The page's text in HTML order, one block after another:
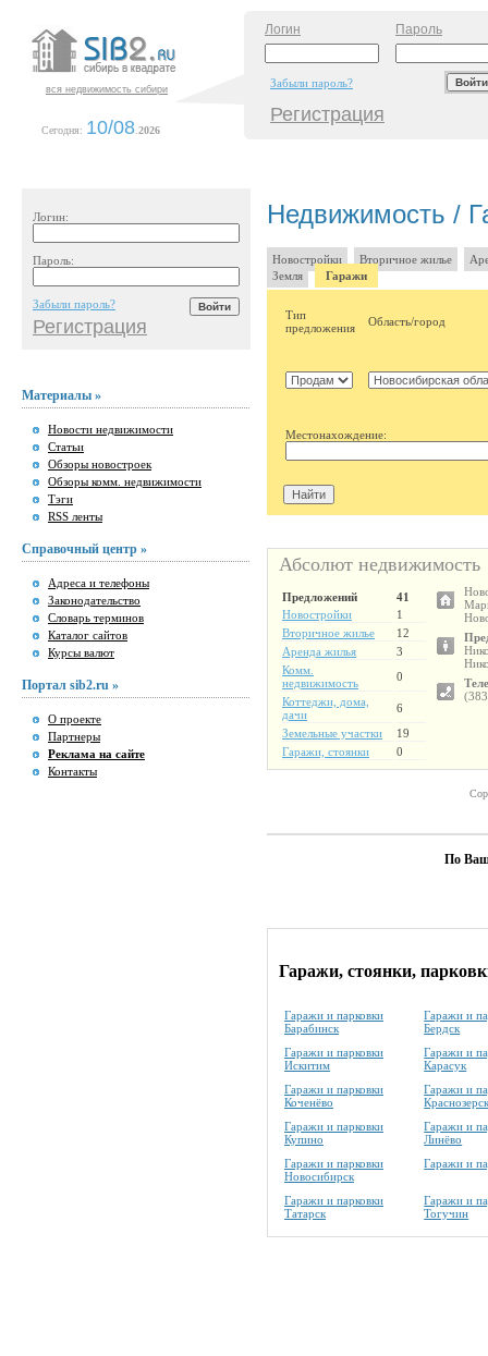
вся недвижимость сибири
Сегодня: 10/08 2026
Логин Пароль
Забыли пароль?
Регистрация
Логин:
Пароль:
Забыли пароль?
Регистрация
Материалы »
Новости недвижимости
Статьи
Обзоры новостроек
Обзоры комм. недвижимости
Тэги
RSS ленты
Справочный центр »
Адреса и телефоны
Законодательство
Словарь терминов
Каталог сайтов
Курсы валют
Портал sib2.ru »
О проекте
Партнеры
Реклама на сайте
Контакты
Недвижимость /
Новостройки Вторичное жилье
Земля
Гаражи
Тип
предложения
Область/город
Местонахождение:
Абсолют недвижимость
Предложений
41
Новостройки
1
Вторичное жилье
12
Аренда жилья
3
Комм.
недвижимость
0
Коттеджи, дома,
дачи
6
Земельные участки
19
Гаражи, стоянки
0
По
Гаражи, стоянки,
Гаражи и парковки
Барабинск
Гаражи и
Бердск
Гаражи и парковки
Искитим
Гаражи и
Карасук
Гаражи и парковки
Коченёво
Гаражи и
Гаражи и парковки
Купино
Гаражи и
Линёво
Гаражи и парковки
Новосибирск
Гаражи и
Гаражи и парковки
Татарск
Гаражи и
Тогучин